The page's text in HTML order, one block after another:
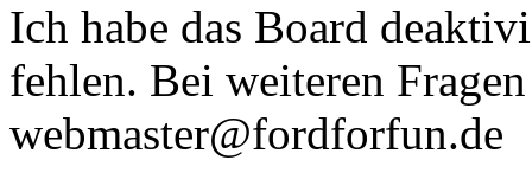
Ich habe das Board
fehlen. Bei weiteren
webmaster@fordforfun.de